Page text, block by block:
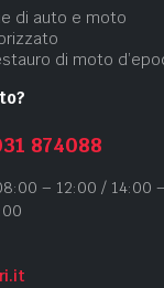
di auto e moto
di moto
874088
– 12:00 / 14:00